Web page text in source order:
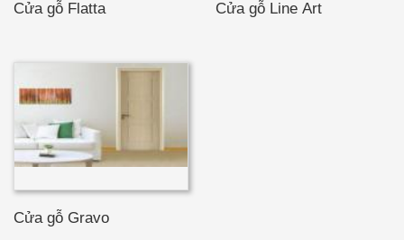
Cửa gỗ Flatta Cửa gỗ Line Art
Cửa gỗ Gravo